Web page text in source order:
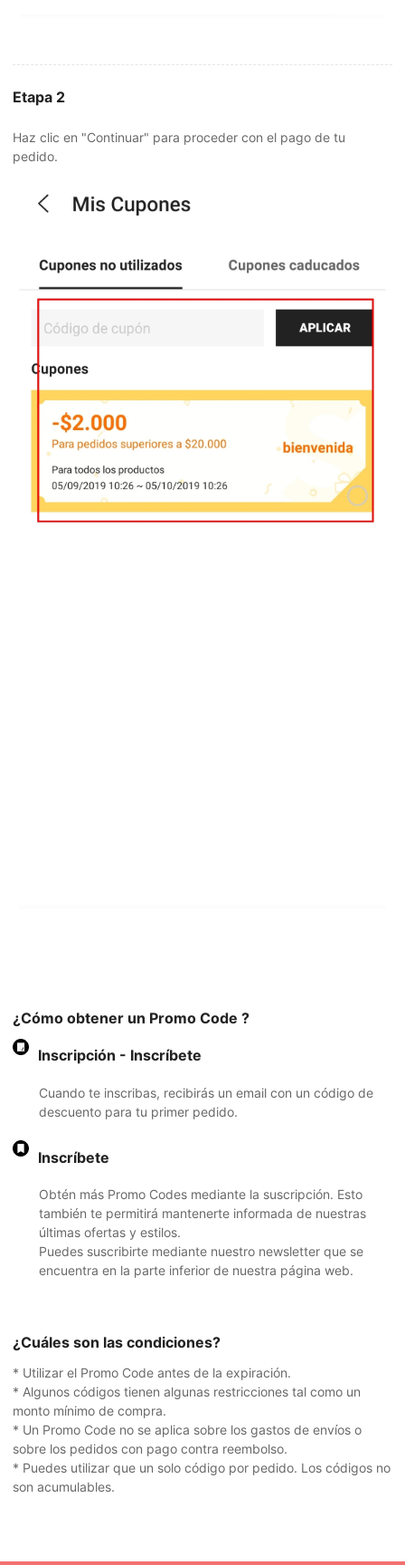
Etapa 2
Haz clic en "Continuar" para proceder con el pago de tu
pedido.
¿Cómo obtener un Promo Code ?
Inscripción - Inscríbete
Cuando te inscribas, recibirás un email con un código de
descuento para tu primer pedido.
Inscríbete
Obtén más Promo Codes mediante la suscripción. Esto
también te permitirá mantenerte informada de nuestras
últimas ofertas y estilos.
Puedes suscribirte mediante nuestro newsletter que se
encuentra en la parte inferior de nuestra página web.
¿Cuáles son las condiciones?
* Utilizar el Promo Code antes de la expiración.
* Algunos códigos tienen algunas restricciones tal como un
monto mínimo de compra.
* Un Promo Code no se aplica sobre los gastos de envíos o
sobre los pedidos con pago contra reembolso.
* Puedes utilizar que un solo código por pedido. Los códigos no
son acumulables.